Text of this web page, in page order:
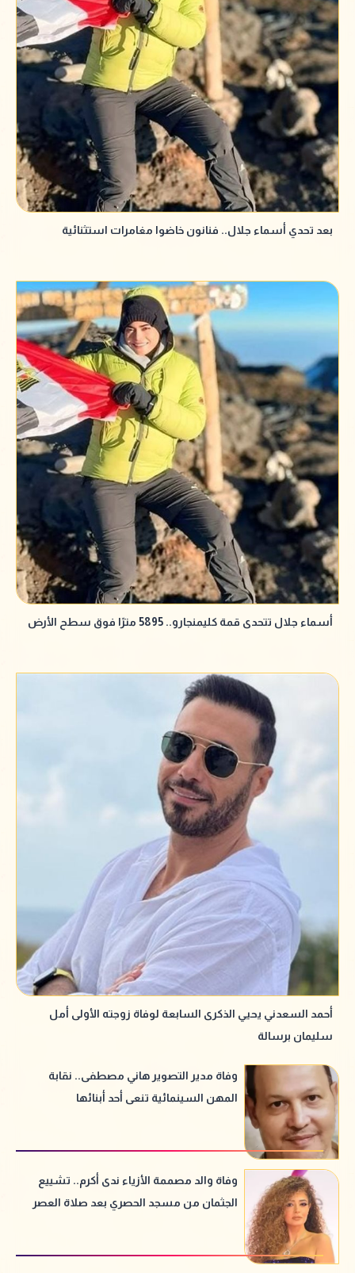
بعد تحدي أسماء جلال.. فنانون خاضوا مغامرات استثنائية
أسماء جلال تتحدى قمة كليمنجارو.. 5895 مترًا فوق سطح الأرض
أحمد السعدني يحيي الذكرى السابعة لوفاة زوجته الأولى أمل
سليمان برسالة
وفاة مدير التصوير هاني مصطفى.. نقابة
المهن السينمائية تنعى أحد أبنائها
وفاة والد مصممة الأزياء ندى أكرم.. تشييع
الجثمان من مسجد الحصري بعد صلاة العصر